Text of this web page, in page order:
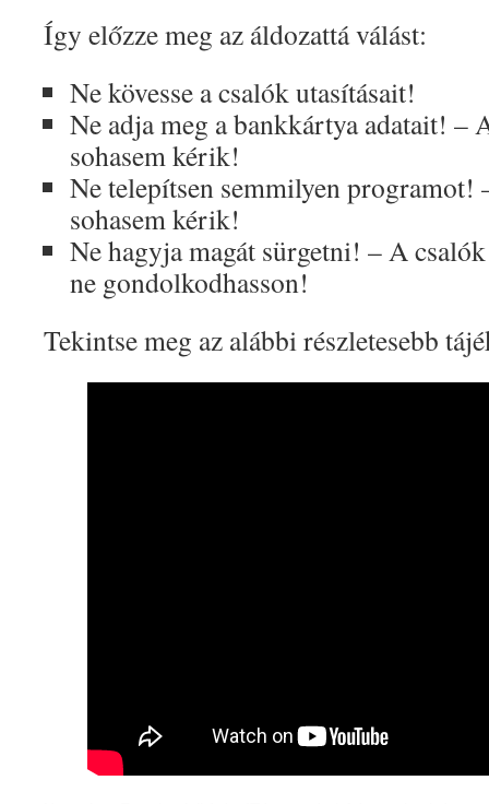
Így előzze meg az áldozattá válást:
Ne kövesse a csalók utasításait!
Ne adja meg a bankkártya adatait! –
sohasem kérik!
Ne telepítsen semmilyen
sohasem kérik!
Ne hagyja magát sürgetni! – A
ne gondolkodhasson!
Tekintse meg az alábbi részletesebb